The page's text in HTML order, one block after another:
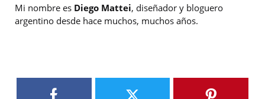
Mi nombre es Diego Mattei, diseñador y bloguero
argentino desde hace muchos, muchos años.